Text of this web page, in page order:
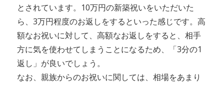
とされています。10万円の新築祝いをいただいた
ら、3万円程度のお返しをするといった感じです。高
額なお祝いに対して、高額なお返しをすると、相手
方に気を使わせてしまうことになるため、「3分の1
返し」が良いでしょう。
なお、親族からのお祝いに関しては、相場をあまり